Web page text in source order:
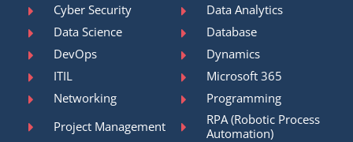
Cyber Security
Data Analytics
Data Science
Database
DevOps
Dynamics
ITIL
Microsoft 365
Networking
Programming
Project Management
RPA (Robotic Process
Automation)